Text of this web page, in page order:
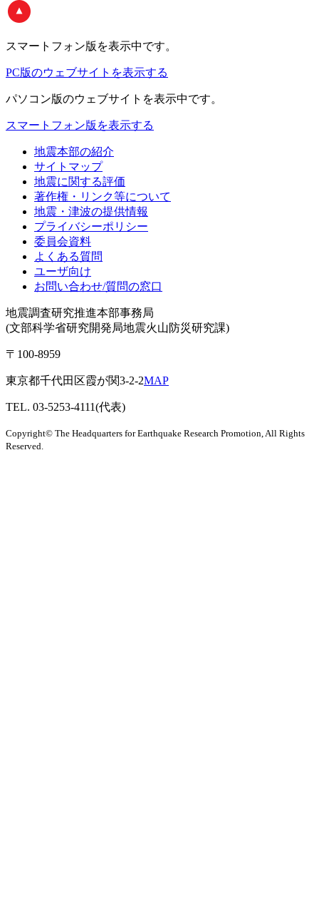
スマートフォン版 を表示中です。
PC版のウェブサイトを表示する
パソコン版のウェブサイトを表示中です。
スマートフォン版を表示する
地震本部の紹介
サイトマップ
地震に関する評価
著作権・リンク等について
地震・津波の提供情報
プライバシーポリシー
委員会資料
よくある質問
ユーザ向け
お問い合わせ/質問の窓口
地震調査研究推進本部事務局
(文部科学省研究開発局地震火山防災研究課)
〒100-8959
東京都千代田区霞が関3-2-2MAP
TEL. 03-5253-4111(代表)
Copyright© The Headquarters for Earthquake Research Promotion, All Rights
Reserved.